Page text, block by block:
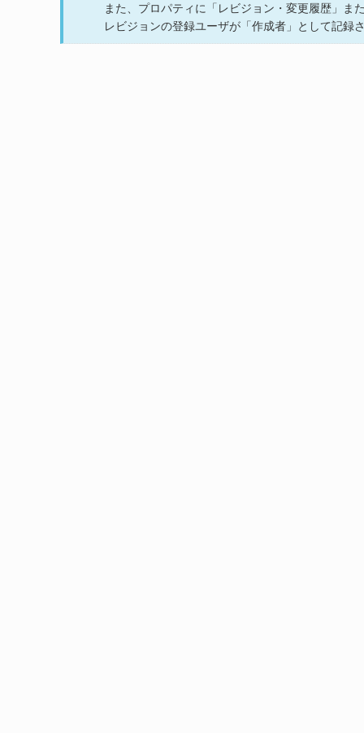
また、プロパティに「レビジョン・変更履歴」ま
レビジョンの登録ユーザが「作成者」として記録